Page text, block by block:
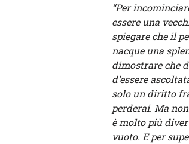
“Per
essere una
spiegare che il
nacque una
dimostrare che
d’essere
solo un diritto
perderai. Ma
è molto più
vuoto. E per